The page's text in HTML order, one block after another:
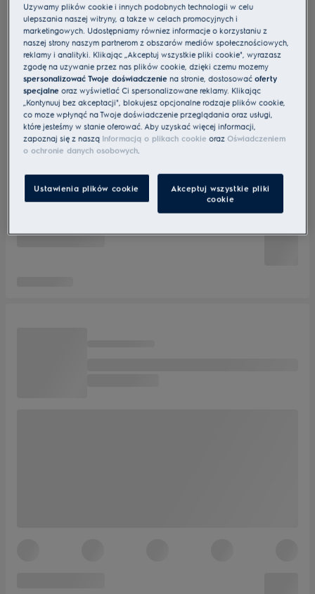
Używamy plików cookie i innych podobnych technologii w celu
ulepszania naszej witryny, a także w celach promocyjnych i
marketingowych. Udostępniamy również informacje o korzystaniu z
naszej strony naszym partnerom z obszarów mediów społecznościowych,
reklamy i analityki. Klikając „Akceptuj wszystkie pliki cookie", wyrażasz
zgodę na używanie przez nas plików cookie, dzięki czemu możemy
spersonalizować Twoje doświadczenie na stronie, dostosowaćoferty
specjalne oraz wyświetlać Ci spersonalizowane reklamy. Klikając
„Kontynuuj bez akceptacji", blokujesz opcjonalne rodzaje plików cookie,
co może wpłynąć na Twoje doświadczenie przeglądania oraz usługi,
które jesteśmy w stanie oferować. Aby uzyskać więcej informacji,
zapoznaj się z naszą Informacją o plikach cookie orazOświadczeniem
o ochronie danych osobowych.
Ustawienia plików cookie
Akceptuj wszystkie pliki
cookie